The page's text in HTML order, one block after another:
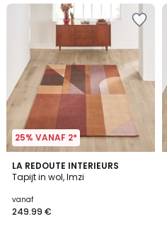
25% VANAF 2*
LA REDOUTE INTERIEURS
Tapijt in wol, Imzi
vanaf
249.99 €
3.6
/ 5